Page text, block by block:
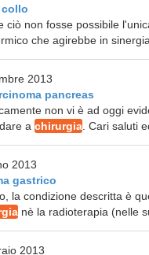
ciò non fosse possibile
che agirebbe in
2013
pancreas
non vi è ad oggi
a chirurgia . Cari saluti
2013
gastrico
la condizione descritta è
nè la radioterapia (nelle
2013